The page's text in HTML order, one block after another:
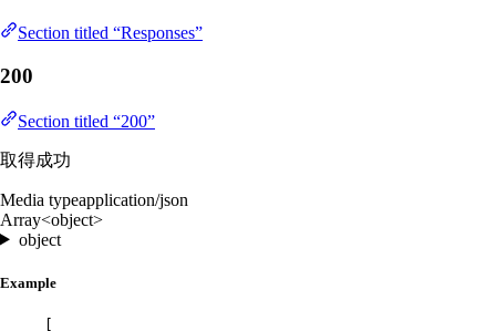
Section titled “Responses”
200
Section titled “200”
取得成功
Media typeapplication/json
Array<object>
object
Example